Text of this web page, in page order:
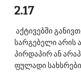
2.17
აქტივებში განივთებული მომავალი ეკონომიკური
სარგებელი არის
პირდაპირ ან
ფულადი